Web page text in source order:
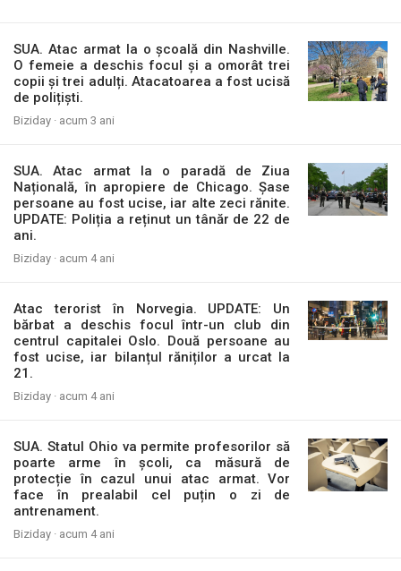
SUA. Atac armat la o școală din Nashville.
O femeie a deschis focul și a omorât trei
copii și trei adulți. Atacatoarea a fost ucisă
de polițiști.
Biziday · acum 3 ani
SUA. Atac armat la o paradă de Ziua
Națională, în apropiere de Chicago. Șase
persoane au fost ucise, iar alte zeci rănite.
UPDATE: Poliția a reținut un tânăr de 22 de
ani.
Biziday · acum 4 ani
Atac terorist în Norvegia. UPDATE: Un
bărbat a deschis focul într-un club din
centrul capitalei Oslo. Două persoane au
fost ucise, iar bilanțul răniților a urcat la
21.
Biziday · acum 4 ani
SUA. Statul Ohio va permite profesorilor să
poarte arme în școli, ca măsură de
protecție în cazul unui atac armat. Vor
face în prealabil cel puțin o zi de
antrenament.
Biziday · acum 4 ani